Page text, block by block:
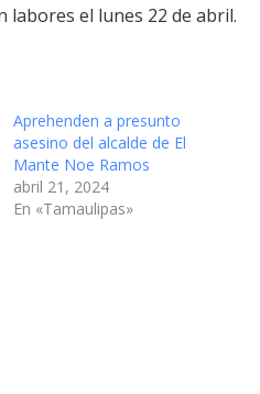
el lunes 22 de abril.
Aprehenden a presunto
asesino del alcalde de El
Mante Noe Ramos
abril 21, 2024
En «Tamaulipas»